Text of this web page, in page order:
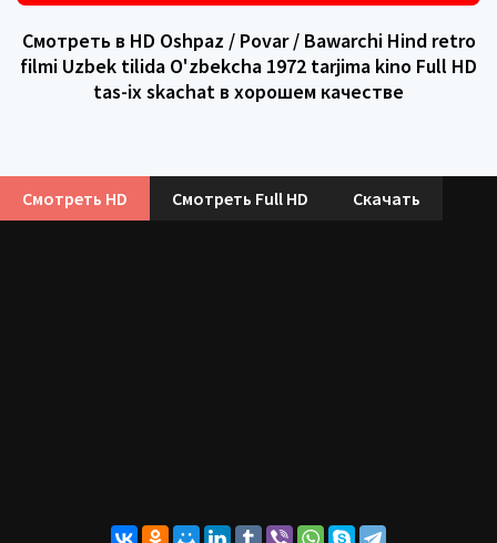
Смотреть в HD Oshpaz / Povar / Bawarchi Hind retro
filmi Uzbek tilida O'zbekcha 1972 tarjima kino Full HD
tas-ix skachat в хорошем качестве
Смотреть HD Смотреть Full HD Скачать